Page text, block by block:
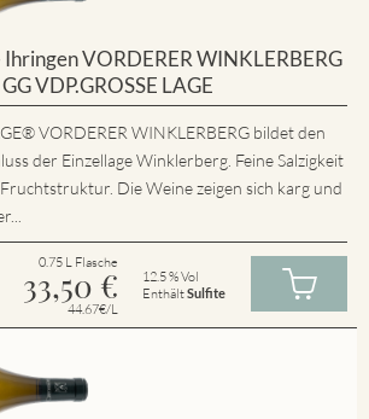
VORDERER WINKLERBERG
VDP.GROSSE LAGE
VORDERER WINKLERBERG bildet den
der Einzellage Winklerberg. Feine Salzigkeit
Die Weine zeigen sich karg und
0.75 L Flasche
33,50 €
44.67€/L
12.5 % Vol
EnthältSulfite